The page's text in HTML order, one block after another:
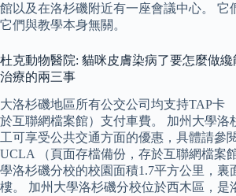
館以及在洛杉磯附近有一座會議中心。 它
它們與教學本身無關。
杜克動物醫院: 貓咪皮膚染病了要怎麼做
治療的兩三事
大洛杉磯地區所有公交公司均支持TAP卡
於互聯網檔案館）支付車費。 加州大學洛
工可享受公共交通方面的優惠，具體請參
UCLA （頁面存檔備份，存於互聯網檔案
學洛杉磯分校的校園面積1.7平方公里，裏
樓。 加州大學洛杉磯分校位於西木區，是